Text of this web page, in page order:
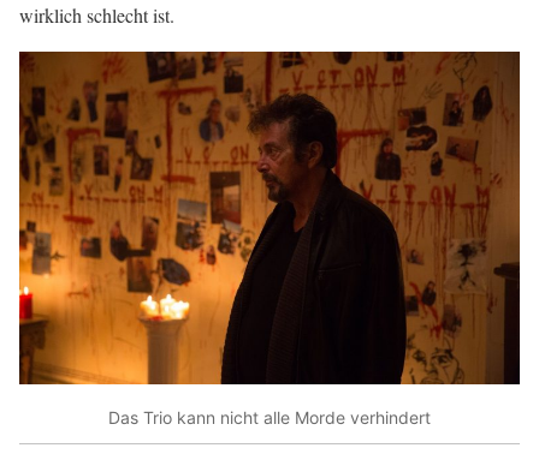
wirklich schlecht ist.
Das Trio kann nicht alle Morde verhindert